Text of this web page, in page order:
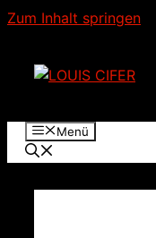
Zum Inhalt springen
Menü